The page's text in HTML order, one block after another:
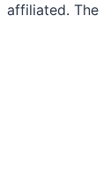
affiliated.